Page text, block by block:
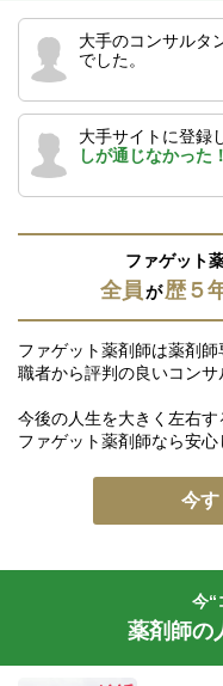
大手のコンサルタ
でした。
大手サイトに登録
しが通じなかった！
ファゲット
全員が歴５
ファゲット薬剤師は薬剤
職者から評判の良いコンサ
今後の人生を大きく左右す
ファゲット薬剤師なら安心
今す
今“
薬剤師の